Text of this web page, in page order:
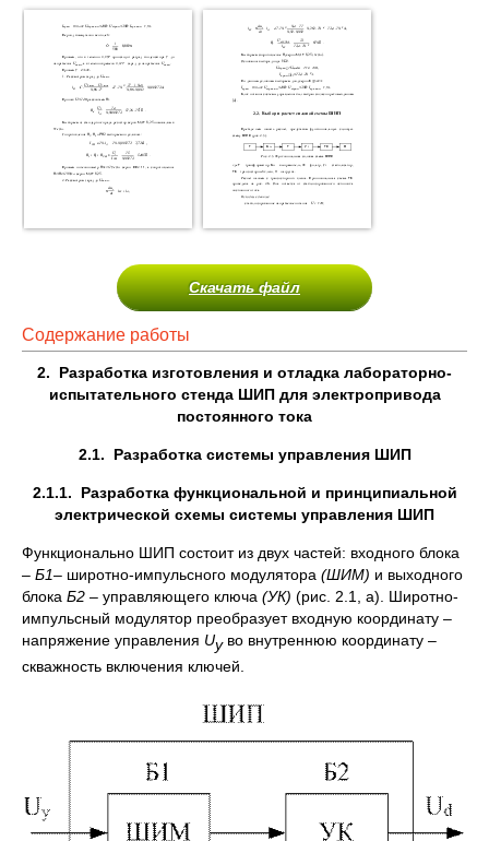
Скачать файл
Содержание работы
2. Разработка изготовления и отладка лабораторно-
испытательного стенда ШИП для электропривода
постоянного тока
2.1. Разработка системы управления ШИП
2.1.1. Разработка функциональной и принципиальной
электрической схемы системы управления ШИП
Функционально ШИП состоит из двух частей: входного блока
– Б1– широтно-импульсного модулятора (ШИМ) и выходного
блока Б2 – управляющего ключа (УК) (рис. 2.1, а). Широтно-
импульсный модулятор преобразует входную координату –
напряжение управления Uyво внутреннюю координату –
скважность включения ключей.